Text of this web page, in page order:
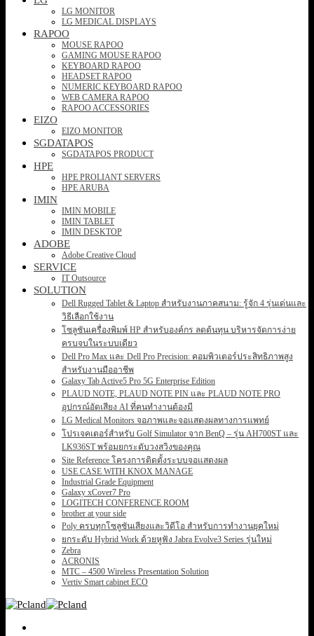
LG MONITOR
LG MEDICAL DISPLAYS
RAPOO
MOUSE RAPOO
GAMING MOUSE RAPOO
KEYBOARD RAPOO
HEADSET RAPOO
NUMERIC KEYBOARD RAPOO
WEB CAMERA RAPOO
RAPOO ACCESSORIES
EIZO
EIZO MONITOR
SGDATAPOS
SGDATAPOS PRODUCT
HPE
HPE PROLIANT SERVERS
HPE ARUBA
IMIN
IMIN MOBILE
IMIN TABLET
IMIN DESKTOP
ADOBE
Adobe Creative Cloud
SERVICE
IT Outsource
SOLUTION
Dell Rugged Tablet & Laptop สำหรับงานภาคสนาม: รู้จัก 4 รุ่นเด่นและ
วิธีเลือกใช้งาน
โซลูชันเครื่องพิมพ์ HP สำหรับองค์กร ลดต้นทุน บริหารจัดการง่าย
ครบจบในระบบเดียว
Dell Pro Max และ Dell Pro Precision: คอมพิวเตอร์ประสิทธิภาพสูง
สำหรับงานมืออาชีพ
Galaxy Tab Active5 Pro 5G Enterprise Edition
PLAUD NOTE, PLAUD NOTE PIN และ PLAUD NOTE PRO
อุปกรณ์อัดเสียง AI ที่คนทำงานต้องมี
LG Medical Monitors จอภาพและจอแสดงผลทางการแพทย์
โปรเจคเตอร์สำหรับ Golf Simulator จาก BenQ – รุ่น AH700ST และ
LK936ST พร้อมยกระดับวงสวิงของคุณ
Site Reference โครงการติดตั้งระบบจอแสดงผล
USE CASE WITH KNOX MANAGE
Industrial Grade Equipment
Galaxy xCover7 Pro
LOGITECH CONFERENCE ROOM
brother at your side
Poly ครบทุกโซลูชันเสียงและวิดีโอ สำหรับการทำงานยุคใหม่
ยกระดับ Hybrid Work ด้วยหูฟัง Jabra Evolve3 Series รุ่นใหม่
Zebra
ACRONIS
MTC – 4500 Wireless Presentation Solution
Vertiv Smart cabinet ECO